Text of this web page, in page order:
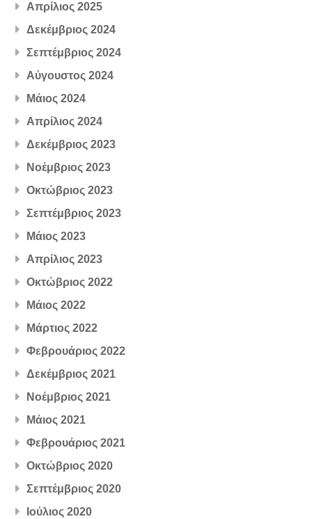
Απρίλιος 2025
Δεκέμβριος 2024
Σεπτέμβριος 2024
Αύγουστος 2024
Μάιος 2024
Απρίλιος 2024
Δεκέμβριος 2023
Νοέμβριος 2023
Οκτώβριος 2023
Σεπτέμβριος 2023
Μάιος 2023
Απρίλιος 2023
Οκτώβριος 2022
Μάιος 2022
Μάρτιος 2022
Φεβρουάριος 2022
Δεκέμβριος 2021
Νοέμβριος 2021
Μάιος 2021
Φεβρουάριος 2021
Οκτώβριος 2020
Σεπτέμβριος 2020
Ιούλιος 2020